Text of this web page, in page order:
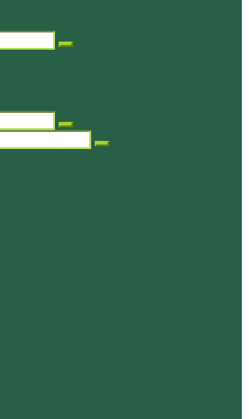
Suchen …
Suchen …
Suchen …